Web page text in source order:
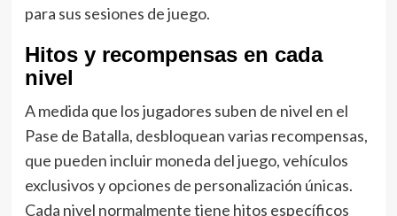
para sus sesiones de juego.
Hitos y recompensas en cada
nivel
A medida que los jugadores suben de nivel en el
Pase de Batalla, desbloquean varias recompensas,
que pueden incluir moneda del juego, vehículos
exclusivos y opciones de personalización únicas.
Cada nivel normalmente tiene hitos específicos